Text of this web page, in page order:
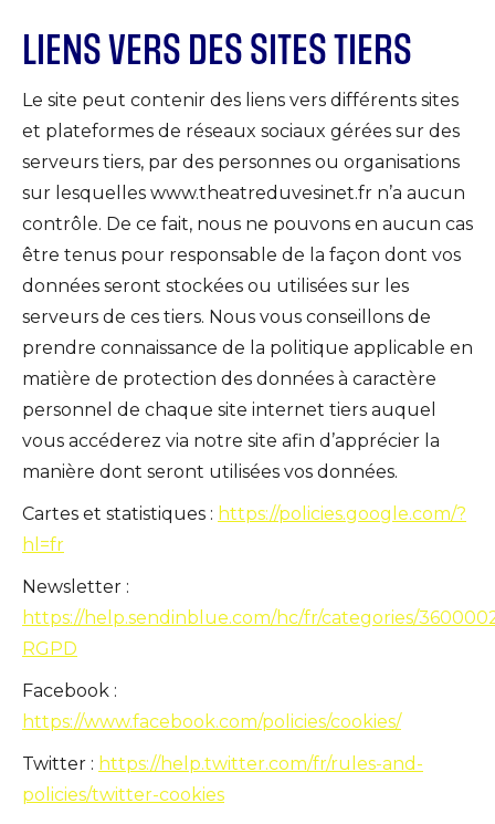
LIENS VERS DES SITES TIERS
Le site peut contenir des liens vers différents sites
et plateformes de réseaux sociaux gérées sur des
serveurs tiers, par des personnes ou organisations
sur lesquelles www.theatreduvesinet.fr n’a aucun
contrôle. De ce fait, nous ne pouvons en aucun cas
être tenus pour responsable de la façon dont vos
données seront stockées ou utilisées sur les
serveurs de ces tiers. Nous vous conseillons de
prendre connaissance de la politique applicable en
matière de protection des données à caractère
personnel de chaque site internet tiers auquel
vous accéderez via notre site afin d’apprécier la
manière dont seront utilisées vos données.
Cartes et statistiques : https://policies.google.com/?
hl=fr
Newsletter :
https://help.sendinblue.com/hc/fr/categories/
RGPD
Facebook :
https://www.facebook.com/policies/cookies/
Twitter : https://help.twitter.com/fr/rules-and-
policies/twitter-cookies